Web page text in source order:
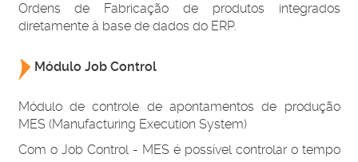
Ordens de Fabricação de produtos integrados
diretamente à base de dados do ERP.
Módulo Job Control
Módulo de controle de apontamentos de produção
MES (Manufacturing Execution System)
Com o Job Control - MES é possível controlar o tempo